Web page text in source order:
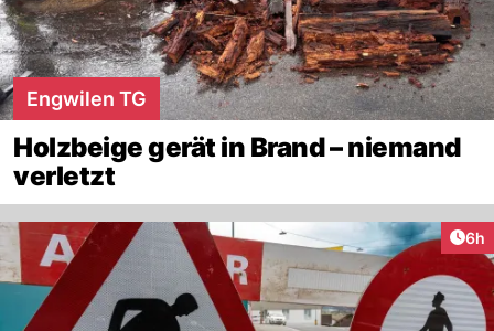
Engwilen TG
Holzbeige gerät in Brand – niemand
verletzt
6h